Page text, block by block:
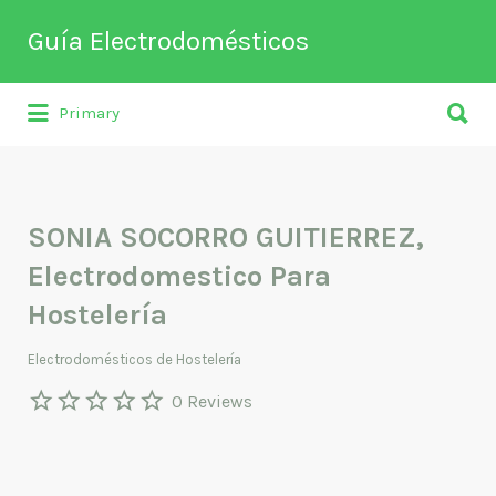
Guía Electrodomésticos
Directorio de empresas relacionadas
Buscar
por:
Primary
por:
SONIA SOCORRO GUITIERREZ,
Electrodomestico Para
Hostelería
Electrodomésticos de Hostelería
0 Reviews